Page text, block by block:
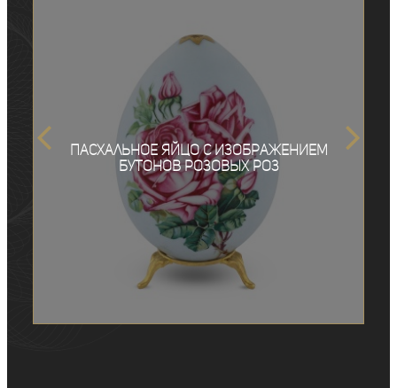
Пасхальное яйцо с изображением
бутонов розовых роз